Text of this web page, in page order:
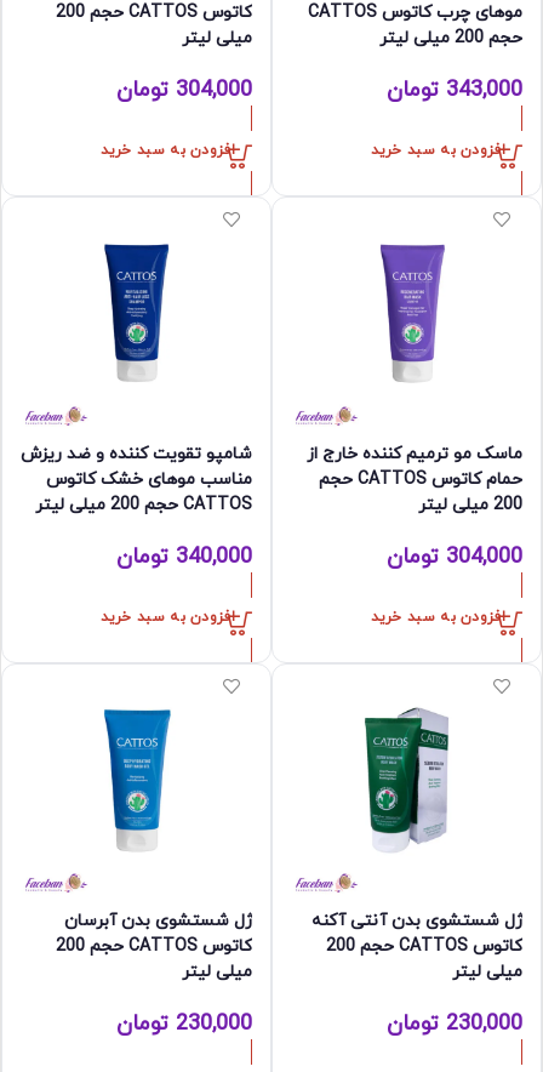
موهای چرب کاتوس CATTOS
حجم 200 میلی لیتر
343,000 تومان
افزودن به سبد خرید
کاتوس CATTOS حجم 200
میلی لیتر
304,000 تومان
افزودن به سبد خرید
ماسک مو ترمیم کننده خارج از
حمام کاتوس CATTOS حجم
200 میلی لیتر
304,000 تومان
افزودن به سبد خرید
شامپو تقویت کننده و ضد ریزش
مناسب موهای خشک کاتوس
CATTOS حجم 200 میلی لیتر
340,000 تومان
افزودن به سبد خرید
ژل شستشوی بدن آنتی آکنه
کاتوس CATTOS حجم 200
میلی لیتر
230,000 تومان
ژل شستشوی بدن آبرسان
کاتوس CATTOS حجم 200
میلی لیتر
230,000 تومان